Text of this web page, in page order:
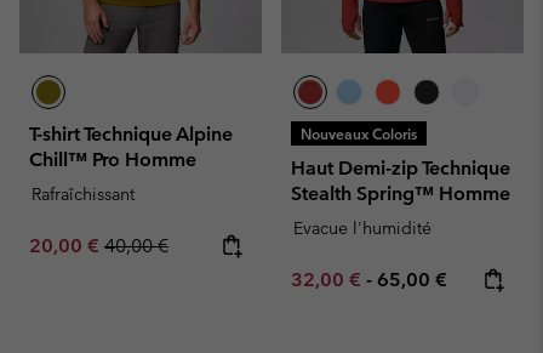
T-shirt Technique Alpine
Chill™ Pro Homme
Rafraîchissant
Sale price:
20,00 € Regular price:
40,00 €
Nouveaux Coloris
Haut Demi-zip Technique
Stealth Spring™ Homme
Evacue l'humidité
Minimum sale price:
32,00 € - Maximum price:
65,00 €